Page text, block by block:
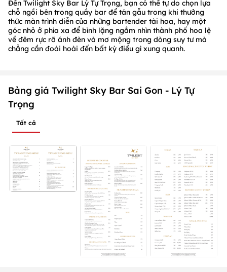
Đến Twilight Sky Bar Lý Tự Trọng, bạn có thể tự do chọn lựa
chỗ ngồi bên trong quầy bar để tán gẫu trong khi thưởng
thức màn trình diễn của những bartender tài hoa, hay một
góc nhỏ ở phía xa để bình lặng ngắm nhìn thành phố hoa lệ
về đêm rực rỡ ánh đèn và mơ mộng trong dòng suy tư mà
chẳng cần đoái hoài đến bất kỳ điều gì xung quanh.
Bảng giá Twilight Sky Bar Sai Gon - Lý Tự
Trọng
Tất cả